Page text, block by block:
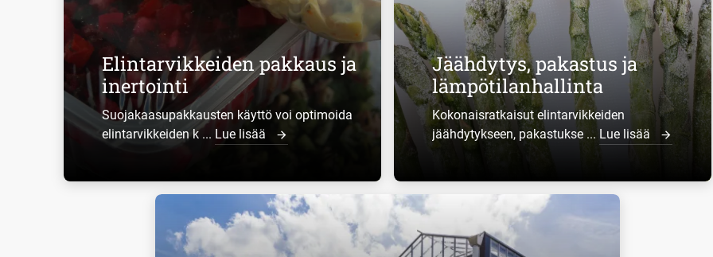
Elintarvikkeiden pakkaus ja
inertointi
Suojakaasupakkausten käyttö voi optimoida
elintarvikkeiden k ... Lue lisää
Jäähdytys, pakastus ja
lämpötilanhallinta
Kokonaisratkaisut elintarvikkeiden
jäähdytykseen, pakastukse ... Lue lisää